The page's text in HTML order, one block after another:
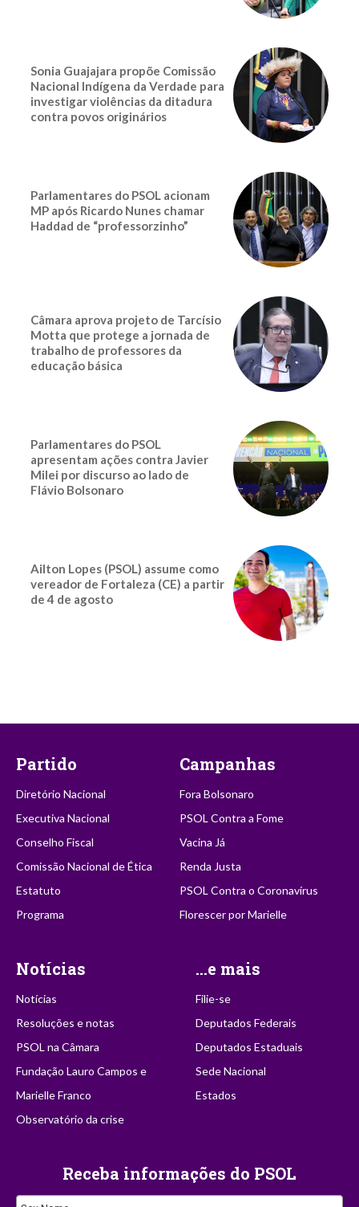
Sonia Guajajara propõe Comissão
Nacional Indígena da Verdade para
investigar violências da ditadura
contra povos originários
Parlamentares do PSOL acionam
MP após Ricardo Nunes chamar
Haddad de “professorzinho”
Câmara aprova projeto de Tarcísio
Motta que protege a jornada de
trabalho de professores da
educação básica
Parlamentares do PSOL
apresentam ações contra Javier
Milei por discurso ao lado de
Flávio Bolsonaro
Ailton Lopes (PSOL) assume como
vereador de Fortaleza (CE) a partir
de 4 de agosto
Partido
Diretório Nacional
Executiva Nacional
Conselho Fiscal
Comissão Nacional de Ética
Estatuto
Programa
Campanhas
Fora Bolsonaro
PSOL Contra a Fome
Vacina Já
Renda Justa
PSOL Contra o Coronavírus
Florescer por Marielle
Notícias
Notícias
Resoluções e notas
PSOL na Câmara
Fundação Lauro Campos e
Marielle Franco
Observatório da crise
...e mais
Filie-se
Deputados Federais
Deputados Estaduais
Sede Nacional
Estados
Receba informações do PSOL